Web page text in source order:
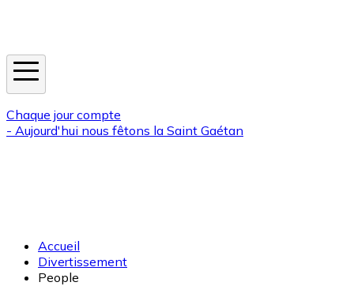
Chaque jour compte
- Aujourd'hui nous fêtons la Saint Gaétan
Accueil
Divertissement
People